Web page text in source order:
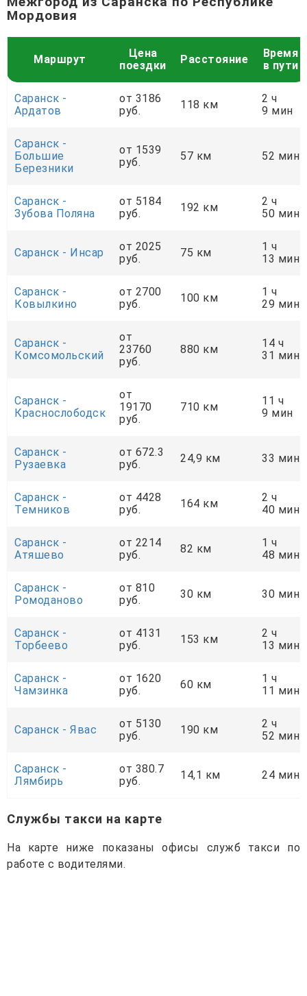
Мордовия
Маршрут
Цена
поездки
Расстояние
Время
в пути
Саранск -
Ардатов
от 3186
руб.
118 км
2 ч
9 мин
Саранск -
Большие
Березники
от 1539
руб.
57 км 52 мин
Саранск -
Зубова Поляна
от 5184
руб.
192 км
2 ч
50 мин
Саранск - Инсар
от 2025
руб.
75 км
1 ч
13 мин
Саранск -
Ковылкино
от 2700
руб.
100 км
1 ч
29 мин
Саранск -
Комсомольский
от
23760
руб.
880 км
14 ч
31 мин
Саранск -
Краснослободск
от
19170
руб.
710 км
11 ч
9 мин
Саранск -
Рузаевка
от 672.3
руб.
24,9 км 33 мин
Саранск -
Темников
от 4428
руб.
164 км
2 ч
40 мин
Саранск -
Атяшево
от 2214
руб.
82 км
1 ч
48 мин
Саранск -
Ромоданово
от 810
руб.
30 км 30 мин
Саранск -
Торбеево
от 4131
руб.
153 км
2 ч
13 мин
Саранск -
Чамзинка
от 1620
руб.
60 км
1 ч
11 мин
Саранск - Явас
от 5130
руб.
190 км
2 ч
52 мин
Саранск -
Лямбирь
от 380.7
руб.
14,1 км 24 мин
Службы такси на карте
На карте ниже показаны офисы служб такси по
работе с водителями.